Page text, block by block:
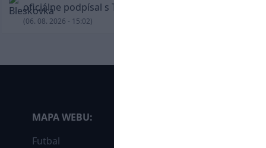
oficiálne podpísal s Trabzonsporom
(06. 08. 2026 - 15:02)
MAPA WEBU:
Futbal